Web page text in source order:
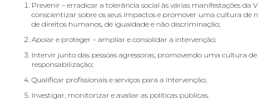
Prevenir – erradicar a tolerância social às várias manifestações da
conscientizar sobre os seus impactos e promover uma cultura de
de direitos humanos, de igualdade e não discriminação;
Apoiar e proteger – ampliar e consolidar a intervenção;
Intervir junto das pessoas agressoras, promovendo uma cultura de
responsabilização;
Qualificar profissionais e serviços para a intervenção;
Investigar, monitorizar e avaliar as políticas públicas.